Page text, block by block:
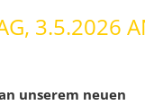
3.5.2026
unserem neuen